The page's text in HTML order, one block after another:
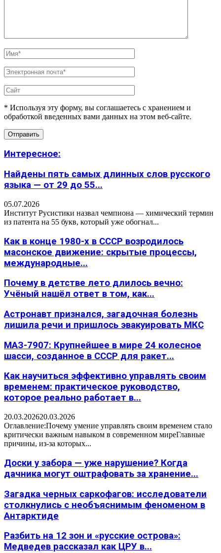
* Используя эту форму, вы соглашаетесь с хранением и
обработкой введенных вами данных на этом веб-сайте.
Интересное:
Найдены пять самых длинных слов русского
языка — от 29 до 55...
05.07.2026
Институт Русистики назвал чемпиона — химический термин
из патента на 55 букв, который уже обогнал...
Как в конце 1980-х в СССР возродилось
масонское движение: скрытые процессы,
международные...
Почему в детстве лето длилось вечно:
Учёный нашёл ответ в том, как...
Астронавт признался, загадочная болезнь
лишила речи и пришлось эвакуировать МКС
МАЗ-7907: Крупнейшее в мире 24 колесное
шасси, созданное в СССР для ракет...
Как научиться эффективно управлять своим
временем: практическое руководство,
которое реально работает в...
20.03.202620.03.2026
Оглавление:Почему умение управлять своим временем стало
критически важным навыком в современном миреГлавные
причины, из-за которых...
Доски у забора — уже нарушение? Когда
дачника могут оштрафовать за хранение...
Загадка черных саркофагов: исследователи
столкнулись с необъяснимым феноменом в
Антарктиде
Разбить на 12 зон и «русские острова»:
Медведев рассказал как ЦРУ в...